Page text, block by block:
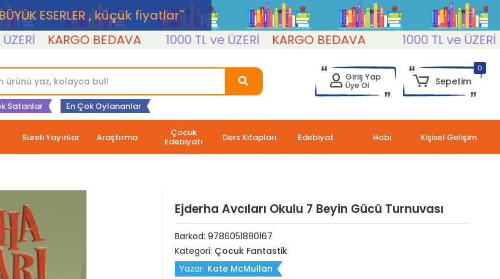
ESERLER , küçük fiyatlar''
KARGO BEDAVA 1000 TL ve ÜZERİ KARGO BEDAVA 1000 TL ve ÜZERİ
Satanlar En Çok Oylananlar
Giriş Yap
Üye Ol
0
Sepetim
Süreli Yayınlar Araştırma Çocuk
Edebiyatı Ders Kitapları Edebiyat Hobi Kişisel Gelişim
Ejderha Avcıları Okulu 7 Beyin Gücü Turnuvası
Barkod: 9786051880167
Kategori: Çocuk Fantastik
Yazar: Kate McMullan